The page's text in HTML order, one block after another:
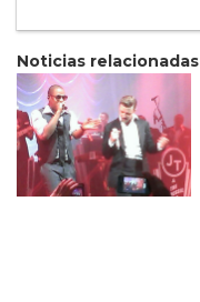
Noticias relacionadas